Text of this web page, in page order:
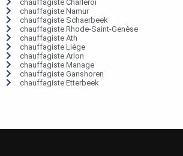
chauffagiste Charleroi
chauffagiste Namur
chauffagiste Schaerbeek
chauffagiste Rhode-Saint-Genèse
chauffagiste Ath
chauffagiste Liège
chauffagiste Arlon
chauffagiste Manage
chauffagiste Ganshoren
chauffagiste Etterbeek